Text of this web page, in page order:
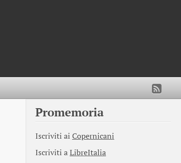
Promemoria
Iscriviti ai Copernicani
Iscriviti aLibreItalia